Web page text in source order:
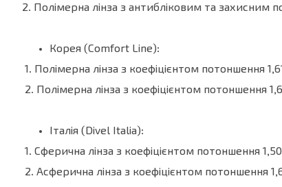
2. Полімерна лінза з антибліковим та захисним
Корея (Comfort Line):
1. Полімерна лінза з коефіцієнтом потоншення
2. Полімерна лінза з коефіцієнтом потоншення
Італія (Divel Italia):
1. Сферична лінза з коефіцієнтом потоншення
2. Асферична лінза з коефіцієнтом потоншення